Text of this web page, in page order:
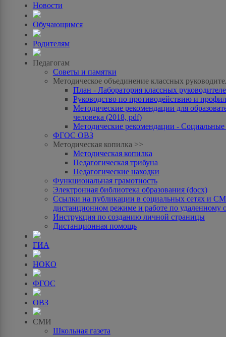
Новости
Обучающимся
Родителям
Педагогам
Советы и памятки
Методическое объединение классных
План - Лаборатория классных
Руководство по противодействию и
Методические рекомендации для
человека (2018, pdf)
Методические рекомендации -
ФГОС ОВЗ
Методическая копилка >>
Методическая копилка
Педагогическая трибуна
Педагогические находки
Функциональная грамотность
Электронная библиотека образования (docx)
Ссылки на публикации в социальных сетях и
дистанционном режиме и работе по удаленному
Инструкция по созданию личной страницы
Дистанционная помощь
ГИА
НОКО
ФГОС
ОВЗ
СМИ
Школьная газета